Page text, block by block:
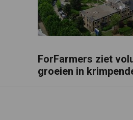
ForFarmers ziet
groeien in